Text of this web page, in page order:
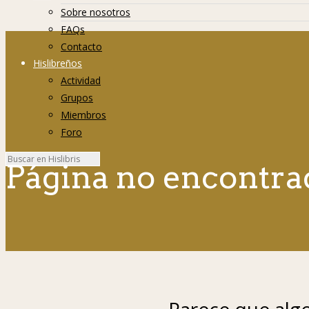
Sobre nosotros
FAQs
Contacto
Hislibreños
Actividad
Grupos
Miembros
Foro
Página no